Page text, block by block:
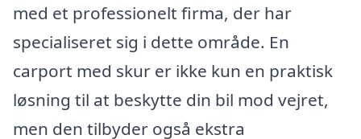
med et professionelt firma, der har
specialiseret sig i dette område. En
carport med skur er ikke kun en praktisk
løsning til at beskytte din bil mod vejret,
men den tilbyder også ekstra